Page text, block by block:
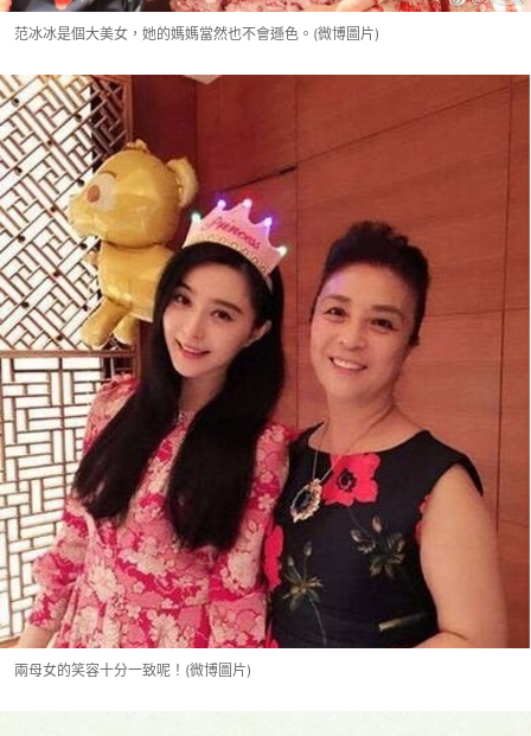
范冰冰是個大美女，她的媽媽當然也不會遜色。(微博圖片)
兩母女的笑容十分一致呢！(微博圖片)